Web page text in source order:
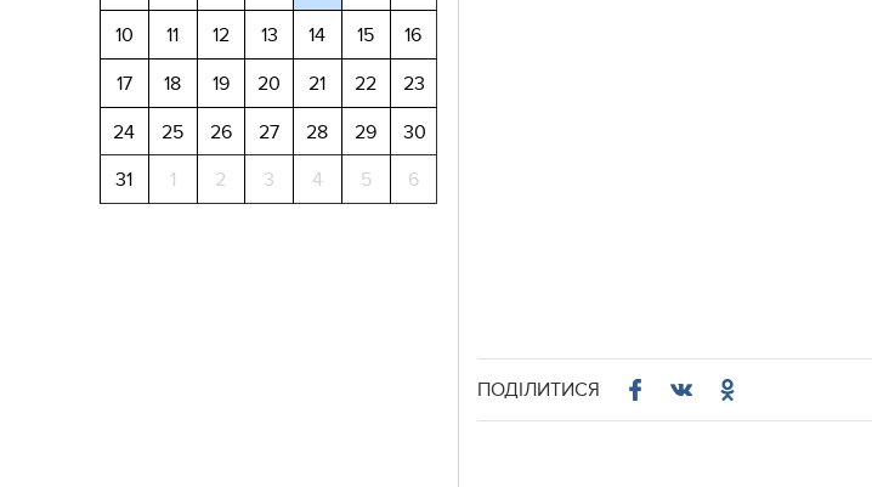
10
11 12 13 14 15
16
17
18 19 20 21 22
23
24
25 26 27 28 29
30
31
1 2 3 4 5 6
ПОДІЛИТИСЯ